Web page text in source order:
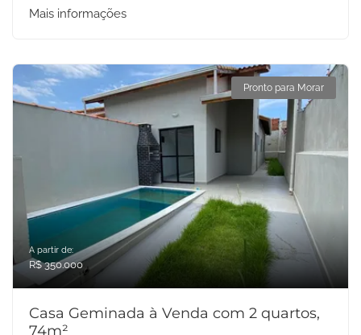
Mais informações
Pronto para Morar
A partir de:
R$ 350.000
Casa Geminada à Venda com 2 quartos,
74m²